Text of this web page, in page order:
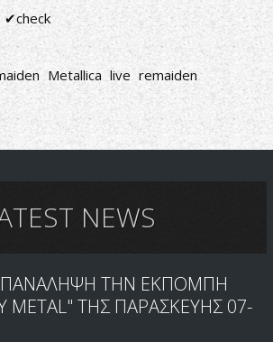
✔check
Metallica live remaiden
NEWS
ΤΗΝ ΕΚΠΟΜΠΗ
METAL" ΤΗΣ ΠΑΡΑΣΚΕΥΗΣ 07-